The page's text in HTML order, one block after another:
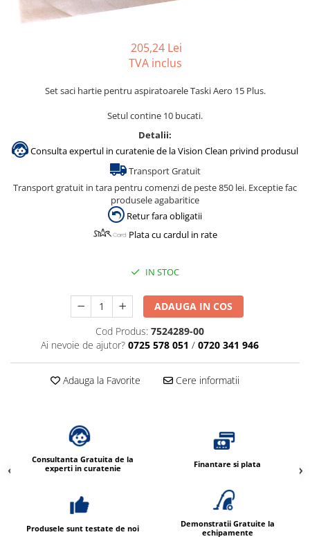
Gama de cosmetice hoteliere
Gama de cosmetice hoteliere Sense
205,24 Lei
TVA inclus
Set saci hartie pentru aspiratoarele Taski Aero 15 Plus.
Setul contine 10 bucati.
Detalii:
Consulta expertul in curatenie de la Vision Clean privind produsul
Transport Gratuit
Transport gratuit in tara pentru comenzi de peste 850 lei. Exceptie fac
produsele agabaritice
Retur fara obligatii
Plata cu cardul in rate
IN STOC
ADAUGA IN COS
Cod Produs: 7524289-00
Ai nevoie de ajutor? 0725 578 051 / 0720 341 946
Adauga la Favorite Cere informatii
Consultanta Gratuita de la
experti in curatenie
Finantare si plata
Produsele sunt testate de noi
Demonstratii Gratuite la
echipamente